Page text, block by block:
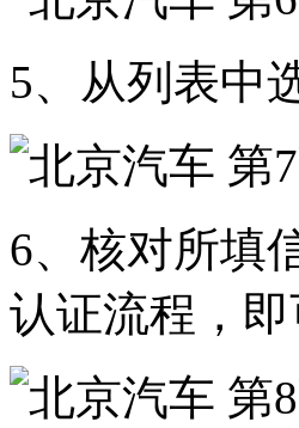
5、从列表中
6、核对所填
认证流程，